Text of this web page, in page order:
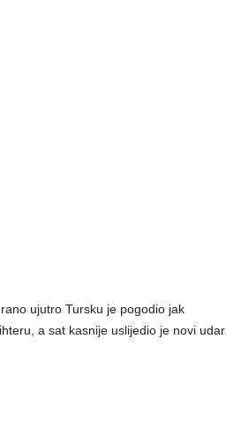
ujutro Tursku je pogodio jak
a sat kasnije uslijedio je novi udar